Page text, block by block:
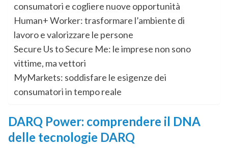
consumatori e cogliere nuove opportunità
Human+ Worker: trasformare l’ambiente di
lavoro e valorizzare le persone
Secure Us to Secure Me: le imprese non sono
vittime, ma vettori
MyMarkets: soddisfare le esigenze dei
consumatori in tempo reale
DARQ Power: comprendere il DNA
delle tecnologie DARQ